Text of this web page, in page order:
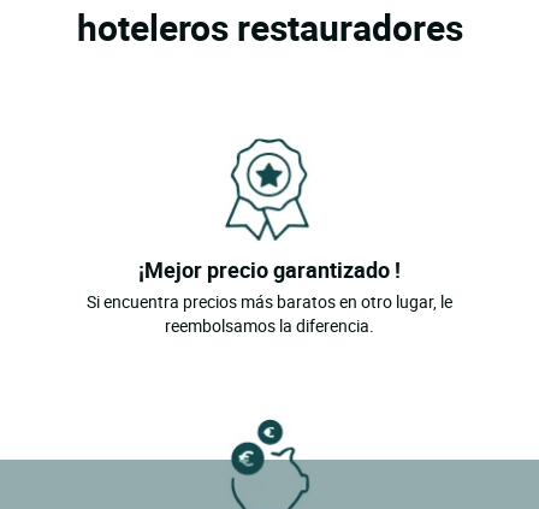
hoteleros restauradores
¡Mejor precio garantizado !
Si encuentra precios más baratos en otro lugar, le
reembolsamos la diferencia.